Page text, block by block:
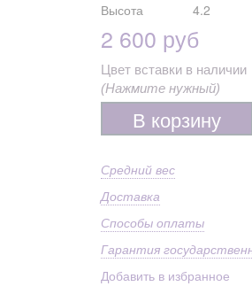
Высота
4.2
2 600 руб
Цвет вставки в наличии
(Нажмите нужный)
В корзину
Средний вес
Доставка
Способы оплаты
Гарантия
Добавить в избранное